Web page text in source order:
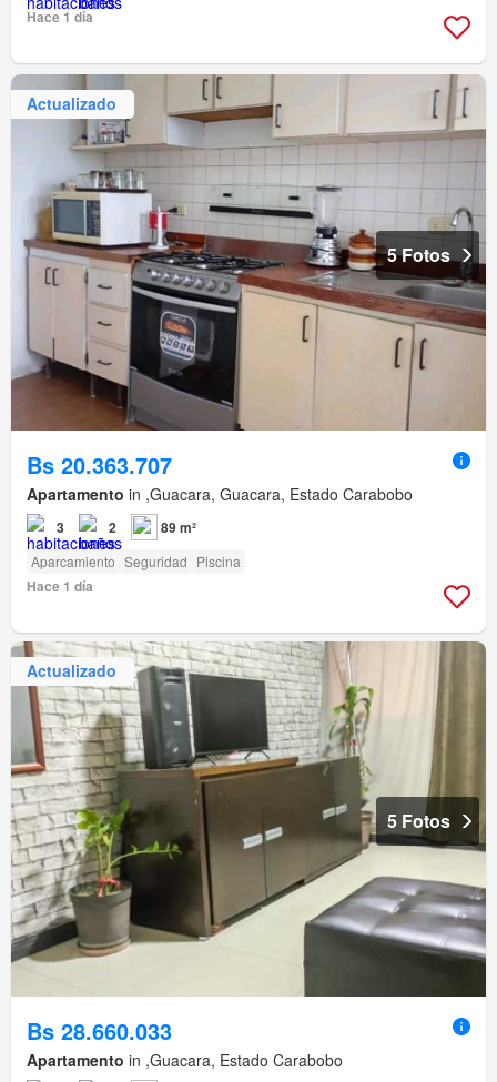
Hace 1 día
Actualizado
5 Fotos
Bs 20.363.707
Apartamento in ,Guacara, Guacara, Estado Carabobo
3 2 89 m²
Aparcamiento Seguridad Piscina
Hace 1 día
Actualizado
5 Fotos
Bs 28.660.033
Apartamento in ,Guacara, Estado Carabobo